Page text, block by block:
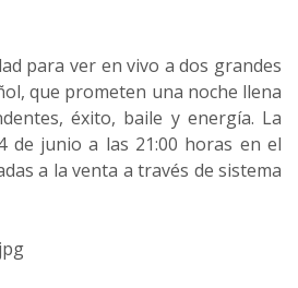
para ver en vivo a dos grandes
que prometen una noche llena
éxito, baile y energía. La
de junio a las 21:00 horas en el
a la venta a través de sistema